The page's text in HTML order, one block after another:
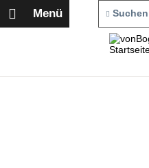
Suchen
Menü